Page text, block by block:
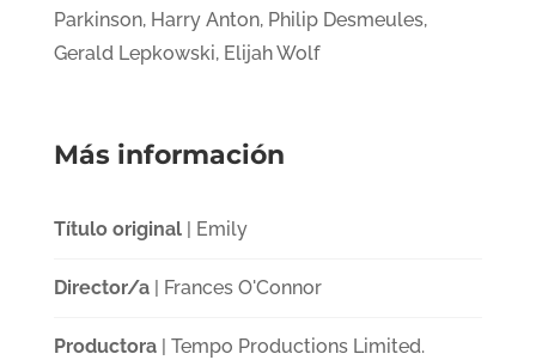
Parkinson, Harry Anton, Philip Desmeules,
Gerald Lepkowski, Elijah Wolf
Más información
Título original| Emily
Director/a| Frances O'Connor
Productora| Tempo Productions Limited.